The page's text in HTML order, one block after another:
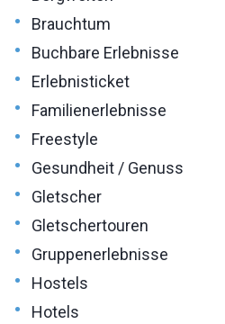
• Brauchtum
• Buchbare Erlebnisse
• Erlebnisticket
• Familienerlebnisse
• Freestyle
• Gesundheit / Genuss
• Gletscher
• Gletschertouren
• Gruppenerlebnisse
• Hostels
• Hotels